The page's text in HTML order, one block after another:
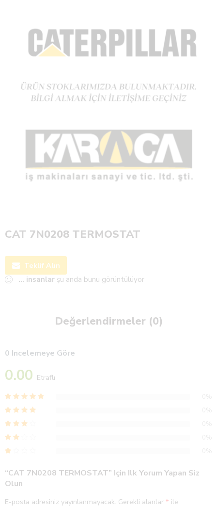
CAT 7N0208 TERMOSTAT
Teklif Alın
... insanlar şu anda bunu görüntülüyor
Değerlendirmeler (0)
0 Incelemeye Göre
0.00 Etraflı
“CAT 7N0208 TERMOSTAT” Için Ilk Yorum Yapan Siz
Olun
E-posta adresiniz yayınlanmayacak. Gerekli alanlar * ile